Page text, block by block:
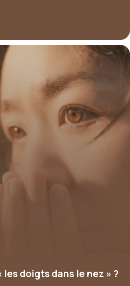
doigts dans le nez » ?